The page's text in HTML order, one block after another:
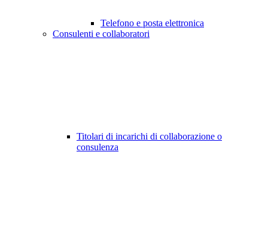
Telefono e posta elettronica
Consulenti e collaboratori
Titolari di incarichi di collaborazione o
consulenza